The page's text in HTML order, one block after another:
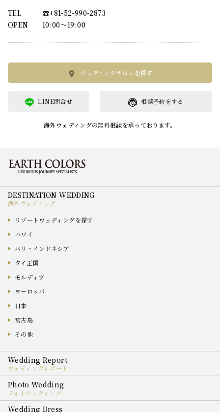
TEL
☎︎+81-52-990-2873
OPEN
10:00〜19:00
ウェディングサロンを探す
相談予約をする
LINE問合せ
海外ウェディングの無料相談を承っております。
海外ウェディング
リゾートウェディングを探す
ハワイ
バリ・インドネシア
タイ王国
モルディブ
ヨーロッパ
日本
宮古島
その他
ウェディングレポート
フォトウェディング